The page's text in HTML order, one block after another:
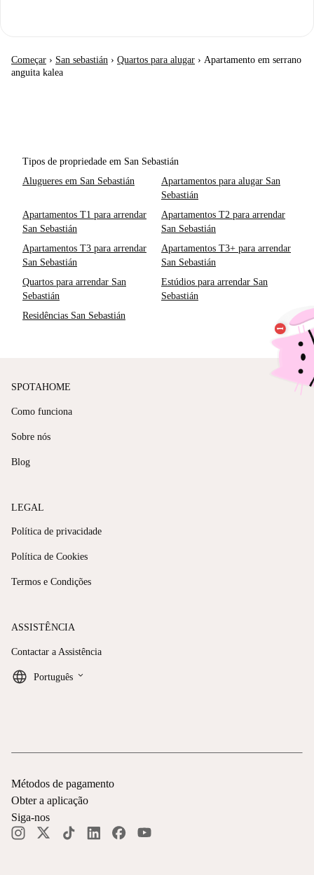
Começar › San sebastián › Quartos para alugar › Apartamento em serrano
anguita kalea
Tipos de propriedade em San Sebastián
Alugueres em San Sebastián
Apartamentos para alugar San
Sebastián
Apartamentos T1 para arrendar
San Sebastián
Apartamentos T2 para arrendar
San Sebastián
Apartamentos T3 para arrendar
San Sebastián
Apartamentos T3+ para arrendar
San Sebastián
Quartos para arrendar San
Sebastián
Estúdios para arrendar San
Sebastián
Residências San Sebastián
SPOTAHOME
Como funciona
Sobre nós
Blog
LEGAL
Política de privacidade
Política de Cookies
Termos e Condições
ASSISTÊNCIA
Contactar a Assistência
Português keyboard_arrow_down
Métodos de pagamento
Obter a aplicação
Siga-nos